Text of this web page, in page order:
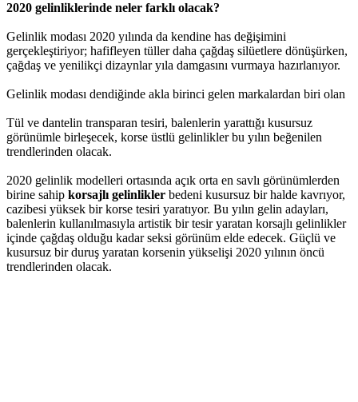
2020 gelinliklerinde neler farklı olacak?
Gelinlik modası 2020 yılında da kendine has değişimini
gerçekleştiriyor; hafifleyen tüller daha çağdaş silüetlere dönüşürken,
çağdaş ve yenilikçi dizaynlar yıla damgasını vurmaya hazırlanıyor.
Gelinlik modası dendiğinde akla birinci gelen markalardan biri olan
Tül ve dantelin transparan tesiri, balenlerin yarattığı kusursuz
görünümle birleşecek, korse üstlü gelinlikler bu yılın beğenilen
trendlerinden olacak.
2020 gelinlik modelleri ortasında açık orta en savlı görünümlerden
birine sahip korsajlı gelinlikler bedeni kusursuz bir halde kavrıyor,
cazibesi yüksek bir korse tesiri yaratıyor. Bu yılın gelin adayları,
balenlerin kullanılmasıyla artistik bir tesir yaratan korsajlı gelinlikler
içinde çağdaş olduğu kadar seksi görünüm elde edecek. Güçlü ve
kusursuz bir duruş yaratan korsenin yükselişi 2020 yılının öncü
trendlerinden olacak.